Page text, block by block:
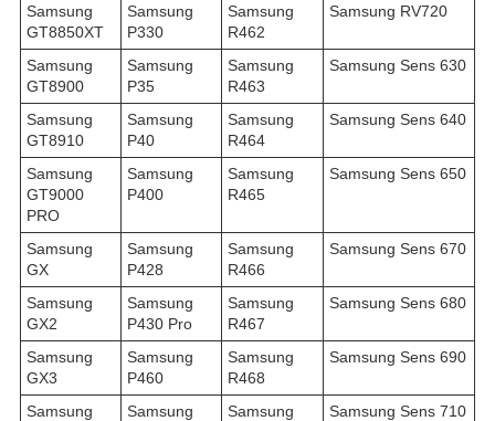
Samsung
GT8850XT
Samsung
P330
Samsung
R462
Samsung RV720
Samsung
GT8900
Samsung
P35
Samsung
R463
Samsung Sens 630
Samsung
GT8910
Samsung
P40
Samsung
R464
Samsung Sens 640
Samsung
GT9000
PRO
Samsung
P400
Samsung
R465
Samsung Sens 650
Samsung
GX
Samsung
P428
Samsung
R466
Samsung Sens 670
Samsung
GX2
Samsung
P430 Pro
Samsung
R467
Samsung Sens 680
Samsung
GX3
Samsung
P460
Samsung
R468
Samsung Sens 690
Samsung
Samsung
Samsung
Samsung Sens 710